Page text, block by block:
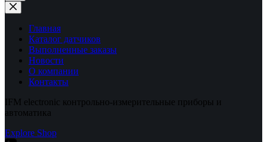
Ничего
не
найденоГлавная
Каталог датчиков
Выполненные заказы
Новости
О компании
Контакты
IFM electronic контрольно-измерительные приборы и
автоматика
Explore Shop